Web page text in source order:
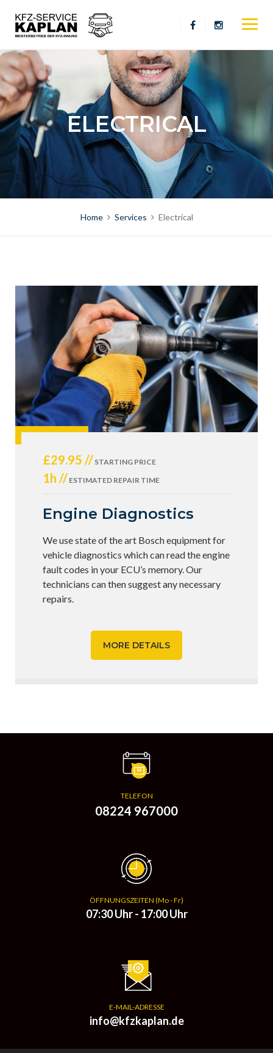
content
ELECTRICAL
Home Services Electrical
£29.95 // STARTING PRICE
1h // ESTIMATED REPAIR TIME
Engine Diagnostics
We use state of the art Bosch equipment for
vehicle diagnostics which can read the engine
fault codes in your ECU’s memory. Our
technicians can then suggest any necessary
repairs.
MORE DETAILS
TELEFON
08224 967000
ÖFFNUNGSZEITEN (Mo - Fr)
07:30 Uhr - 17:00 Uhr
E-MAIL-ADRESSE
info@kfzkaplan.de